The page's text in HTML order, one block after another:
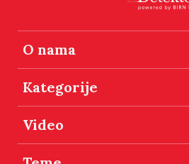
O nama
Kategorije
Video